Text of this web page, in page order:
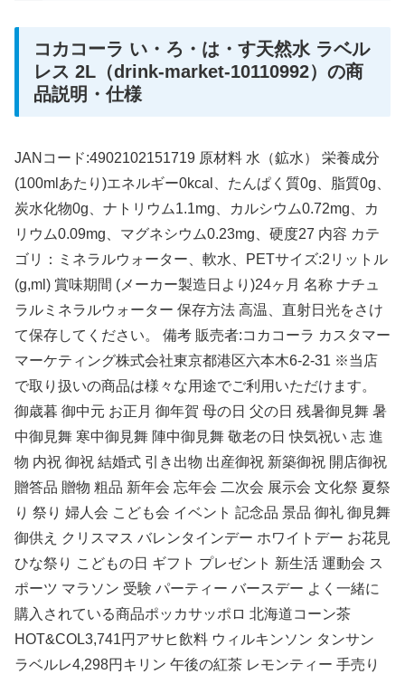
コカコーラ い・ろ・は・す天然水 ラベル
レス 2L（drink-market-10110992）の商
品説明・仕様
JANコード:4902102151719 原材料 水（鉱水） 栄養成分
(100mlあたり)エネルギー0kcal、たんぱく質0g、脂質0g、
炭水化物0g、ナトリウム1.1mg、カルシウム0.72mg、カ
リウム0.09mg、マグネシウム0.23mg、硬度27 内容 カテ
ゴリ：ミネラルウォーター、軟水、PETサイズ:2リットル
(g,ml) 賞味期間 (メーカー製造日より)24ヶ月 名称 ナチュ
ラルミネラルウォーター 保存方法 高温、直射日光をさけ
て保存してください。 備考 販売者:コカコーラ カスタマー
マーケティング株式会社東京都港区六本木6-2-31 ※当店
で取り扱いの商品は様々な用途でご利用いただけます。
御歳暮 御中元 お正月 御年賀 母の日 父の日 残暑御見舞 暑
中御見舞 寒中御見舞 陣中御見舞 敬老の日 快気祝い 志 進
物 内祝 御祝 結婚式 引き出物 出産御祝 新築御祝 開店御祝
贈答品 贈物 粗品 新年会 忘年会 二次会 展示会 文化祭 夏祭
り 祭り 婦人会 こども会 イベント 記念品 景品 御礼 御見舞
御供え クリスマス バレンタインデー ホワイトデー お花見
ひな祭り こどもの日 ギフト プレゼント 新生活 運動会 ス
ポーツ マラソン 受験 パーティー バースデー よく一緒に
購入されている商品ポッカサッポロ 北海道コーン茶
HOT&COL3,741円アサヒ飲料 ウィルキンソン タンサン
ラベルレ4,298円キリン 午後の紅茶 レモンティー 手売り